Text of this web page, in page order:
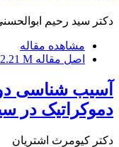
دکتر سید رحیم
مشاهده مقاله
اصل مقاله 2.21 M
آسیب شناسی
دموکراتیک در
دکتر کیومرث اشتریان